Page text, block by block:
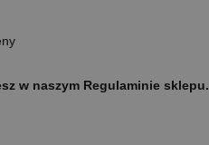
w naszym Regulaminie sklepu.